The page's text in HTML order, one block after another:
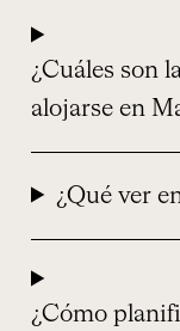
¿Cuáles son
alojarse en
¿Qué ver
¿Cómo